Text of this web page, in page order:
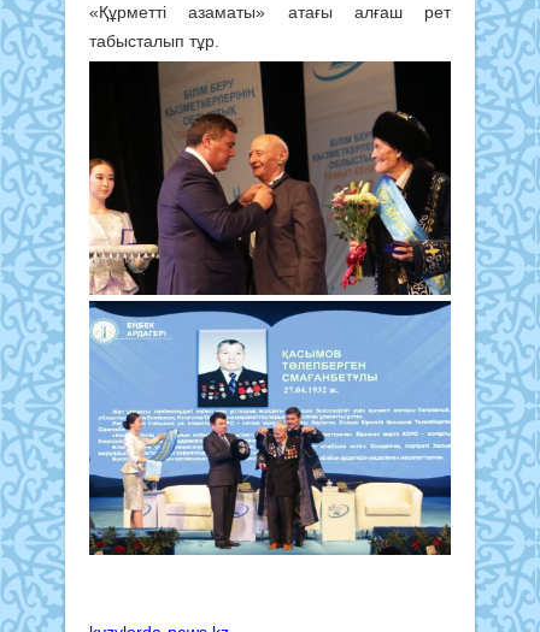
«Құрметті азаматы» атағы алғаш рет
табысталып тұр.